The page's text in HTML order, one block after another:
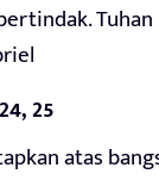
25
atas